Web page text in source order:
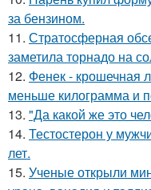
за бензином.
11. Стратосферная
заметила торнадо на
12. Фенек - крошечная
меньше килограмма и
13. "Да какой же это
14. Тестостерон у
лет.
15. Ученые открыли